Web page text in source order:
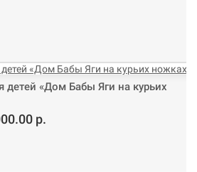
«Дом Бабы Яги на курьих
р.